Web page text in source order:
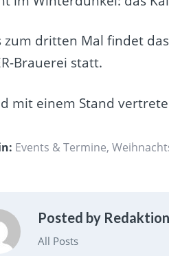
zum dritten Mal findet
Brauerei statt.
mit einem Stand
Events & Termine,
Posted by Redaktion
All Posts